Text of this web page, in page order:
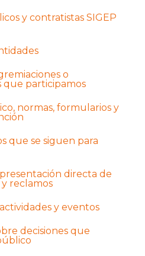
y contratistas SIGEP
o
que participamos
normas, formularios y
que se siguen para
presentación directa de
reclamos
y eventos
decisiones que